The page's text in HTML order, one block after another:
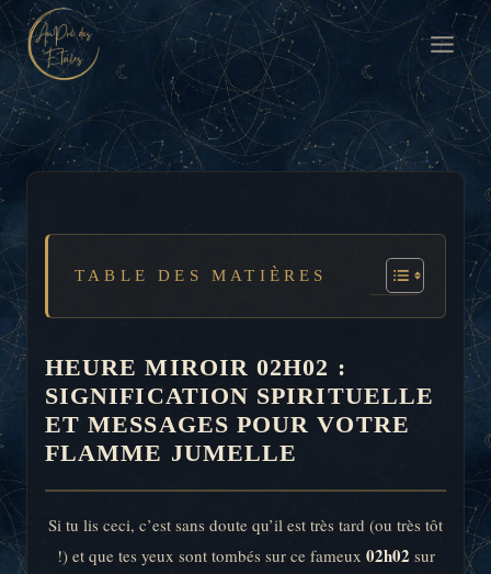
Aller
au
contenu
TABLE DES MATIÈRES
HEURE MIROIR 02H02 :
SIGNIFICATION SPIRITUELLE
ET MESSAGES POUR VOTRE
FLAMME JUMELLE
Si tu lis ceci, c’est sans doute qu’il est très tard (ou très tôt
!) et que tes yeux sont tombés sur ce fameux 02h02 sur